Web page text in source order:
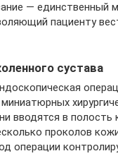
— единственный
пациенту
сустава
вводятся в полость
проколов
операции